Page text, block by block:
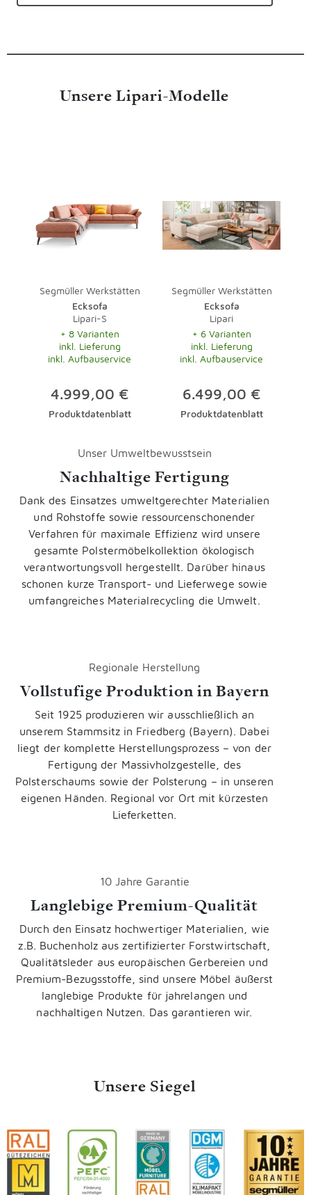
Unsere Lipari-Modelle
Segmüller Werkstätten
Ecksofa
Lipari-S
+ 8 Varianten
inkl. Lieferung
inkl. Aufbauservice
4.999,00 €
Produktdatenblatt
Segmüller Werkstätten
Ecksofa
Lipari
+ 6 Varianten
inkl. Lieferung
inkl. Aufbauservice
6.499,00 €
Produktdatenblatt
Unser Umweltbewusstsein
Nachhaltige Fertigung
Dank des Einsatzes umweltgerechter Materialien
und Rohstoffe sowie ressourcenschonender
Verfahren für maximale Effizienz wird unsere
gesamte Polstermöbelkollektion ökologisch
verantwortungsvoll hergestellt. Darüber hinaus
schonen kurze Transport- und Lieferwege sowie
umfangreiches Materialrecycling die Umwelt.
Regionale Herstellung
Vollstufige Produktion in Bayern
Seit 1925 produzieren wir ausschließlich an
unserem Stammsitz in Friedberg (Bayern). Dabei
liegt der komplette Herstellungsprozess – von der
Fertigung der Massivholzgestelle, des
Polsterschaums sowie der Polsterung – in unseren
eigenen Händen. Regional vor Ort mit kürzesten
Lieferketten.
10 Jahre Garantie
Langlebige Premium-Qualität
Durch den Einsatz hochwertiger Materialien, wie
z.B. Buchenholz aus zertifizierter Forstwirtschaft,
Qualitätsleder aus europäischen Gerbereien und
Premium-Bezugsstoffe, sind unsere Möbel äußerst
langlebige Produkte für jahrelangen und
nachhaltigen Nutzen. Das garantieren wir.
Unsere Siegel